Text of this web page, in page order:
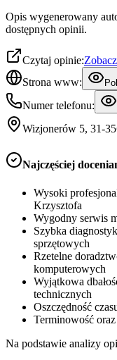
Opis wygenerowany
dostępnych opinii.
Czytaj opinie:
Strona www:
Numer telefonu:
Wizjonerów 5, 31-
Najczęściej
Wysoki
Krzysztofa
Wygodny serwis
Szybka
sprzętowych
Rzetelne
komputerowych
Wyjątkowa
technicznych
Oszczędność
Terminowość
Na podstawie analizy